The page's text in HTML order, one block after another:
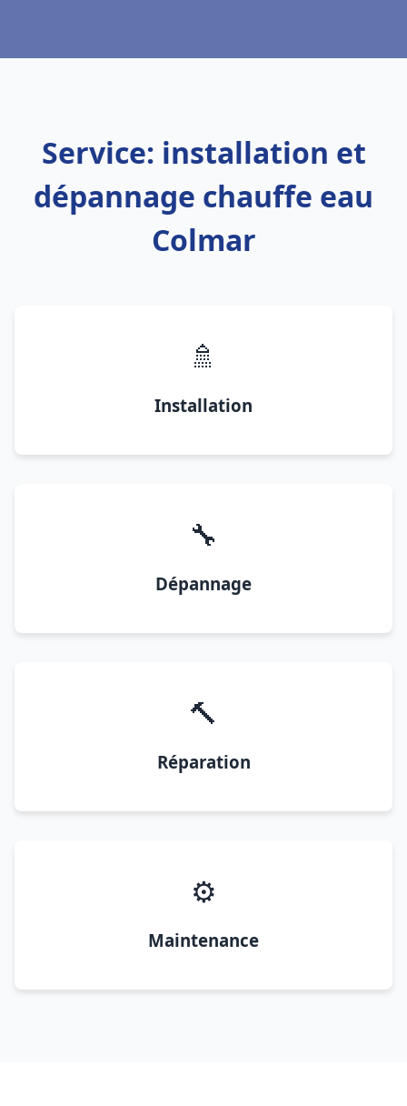
Service: installation et
dépannage chauffe eau
Colmar
🚿
Installation
🔧
Dépannage
🔨
Réparation
⚙️
Maintenance